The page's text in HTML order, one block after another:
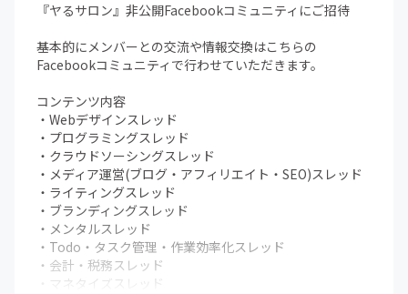
『ヤるサロン』非公開Facebookコミュニティにご招待
基本的にメンバーとの交流や情報交換はこちらの
Facebookコミュニティで行わせていただきます。
コンテンツ内容
・Webデザインスレッド
・プログラミングスレッド
・クラウドソーシングスレッド
・メディア運営(ブログ・アフィリエイト・SEO)スレッド
・ライティングスレッド
・ブランディングスレッド
・メンタルスレッド
・Todo・タスク管理・作業効率化スレッド
・会計・税務スレッド
・マネタイズスレッド